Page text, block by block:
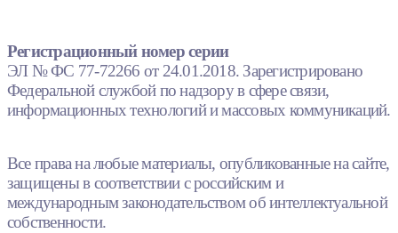
Регистрационный номер серии
ЭЛ № ФС 77-72266 от 24.01.2018. Зарегистрировано
Федеральной службой по надзору в сфере связи,
информационных технологий и массовых коммуникаций.
Все права на любые материалы, опубликованные на сайте,
защищены в соответствии с российским и
международным законодательством об интеллектуальной
собственности.